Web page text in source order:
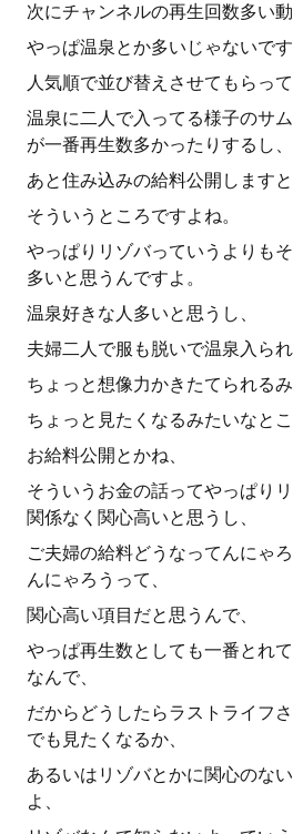
次にチャンネルの再生回数多い動
やっぱ温泉とか多いじゃないです
人気順で並び替えさせてもらって
温泉に二人で入ってる様子のサ
が一番再生数多かったりするし、
あと住み込みの給料公開しますと
そういうところですよね。
やっぱりリゾバっていうよりも
多いと思うんですよ。
温泉好きな人多いと思うし、
夫婦二人で服も脱いで温泉入ら
ちょっと想像力かきたてられる
ちょっと見たくなるみたいなと
お給料公開とかね、
そういうお金の話ってやっぱり
関係なく関心高いと思うし、
ご夫婦の給料どうなってんにゃ
んにゃろうって、
関心高い項目だと思うんで、
やっぱ再生数としても一番とれ
なんで、
だからどうしたらラストライフ
でも見たくなるか、
あるいはリゾバとかに関心のな
よ、